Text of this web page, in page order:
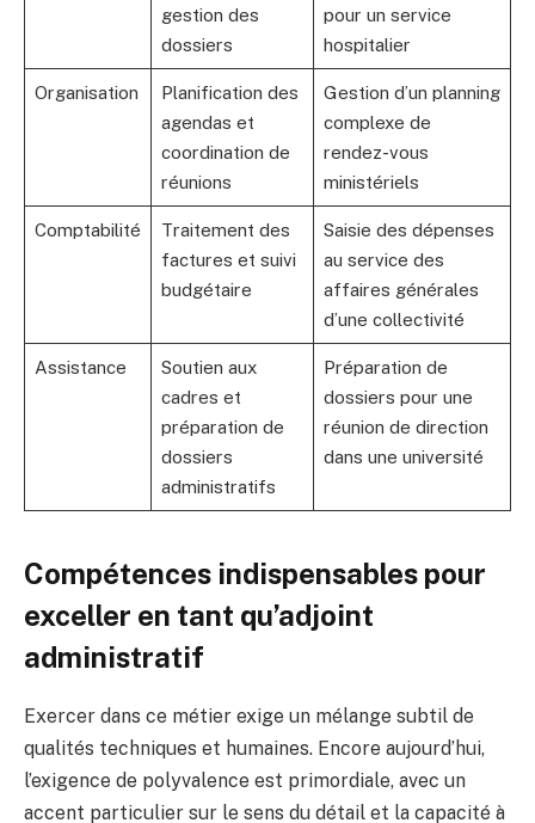
gestion des
dossiers
pour un service
hospitalier
Organisation
Planification des
agendas et
coordination de
réunions
Gestion d’un planning
complexe de
rendez-vous
ministériels
Comptabilité
Traitement des
factures et suivi
budgétaire
Saisie des dépenses
au service des
affaires générales
d’une collectivité
Assistance
Soutien aux
cadres et
préparation de
dossiers
administratifs
Préparation de
dossiers pour une
réunion de direction
dans une université
Compétences indispensables pour
exceller en tant qu’adjoint
administratif
Exercer dans ce métier exige un mélange subtil de
qualités techniques et humaines. Encore aujourd’hui,
l’exigence de polyvalence est primordiale, avec un
accent particulier sur le sens du détail et la capacité à